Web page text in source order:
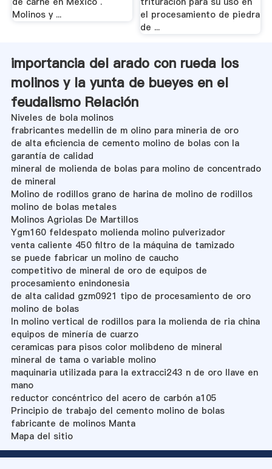
Molinos y ...
el procesamiento de piedra
de ...
importancia del arado con rueda los
molinos y la yunta de bueyes en el
feudalismo Relación
Niveles de bola molinos
frabricantes medellin de m olino para mineria de oro
de alta eficiencia de cemento molino de bolas con la
garantía de calidad
mineral de molienda de bolas para molino de concentrado
de mineral
Molino de rodillos grano de harina de molino de rodillos
molino de bolas metales
Molinos Agriolas De Martillos
Ygm160 feldespato molienda molino pulverizador
venta caliente 450 filtro de la máquina de tamizado
se puede fabricar un molino de caucho
competitivo de mineral de oro de equipos de
procesamiento enindonesia
de alta calidad gzm0921 tipo de procesamiento de oro
molino de bolas
ln molino vertical de rodillos para la molienda de ria china
equipos de minería de cuarzo
ceramicas para pisos color molibdeno de mineral
mineral de tama o variable molino
maquinaria utilizada para la extracci243 n de oro llave en
mano
reductor concéntrico del acero de carbón a105
Principio de trabajo del cemento molino de bolas
fabricante de molinos Manta
Mapa del sitio